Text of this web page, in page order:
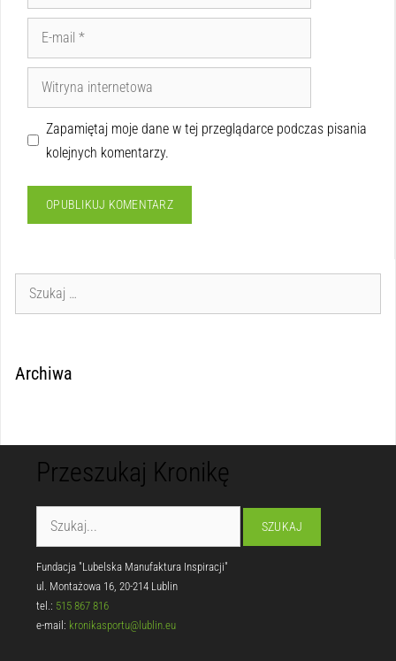
Zapamiętaj moje dane w tej przeglądarce podczas pisania
kolejnych komentarzy.
Archiwa
Przeszukaj Kronikę
Fundacja "Lubelska Manufaktura Inspiracji"
ul. Montażowa 16, 20-214 Lublin
tel.: 515 867 816
e-mail: kronikasportu@lublin.eu